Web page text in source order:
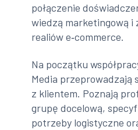
połączenie
wiedzą marketingową i
realiów e‑commerce.
Na początku
Media przeprowadzają
z klientem. Poznają
grupę docelową,
potrzeby logistyczne